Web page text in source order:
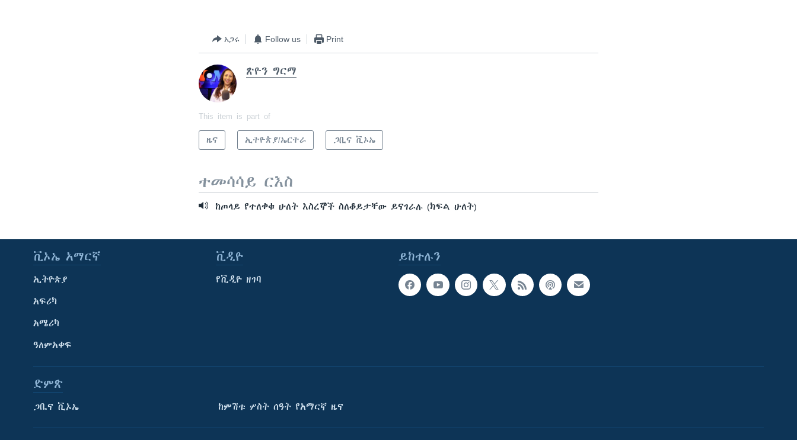
አጋሩ Follow us Print
ጽዮን ግርማ
This item is part of
ዜና ኢትዮጵያ/ኤርትራ ጋቢና ቪኦኤ
ተመሳሳይ ርእስ
ከጦላይ የተለቀቁ ሁለት እስረኞች ስለቆይታቸው ይናገራሉ (ክፍል ሁለት)
ይከተሉን
ቪኦኤ አማርኛ
ኢትዮጵያ
አፍሪካ
አሜሪካ
ዓለምአቀፍ
ቪዲዮ
የቪዲዮ ዘገባ
ድምጽ
ጋቢና ቪኦኤ ከምሽቱ ሦስት ሰዓት የአማርኛ ዜና